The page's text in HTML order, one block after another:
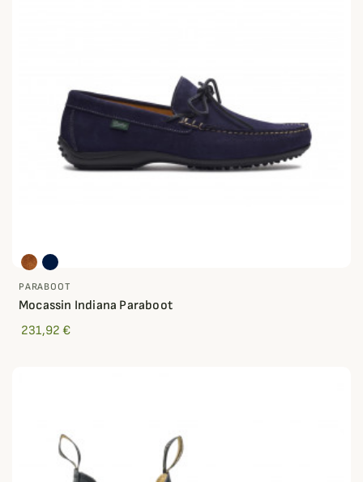
PARABOOT
Mocassin Indiana Paraboot
231,92 €